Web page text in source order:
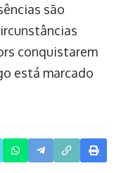
são
conquistarem
está marcado